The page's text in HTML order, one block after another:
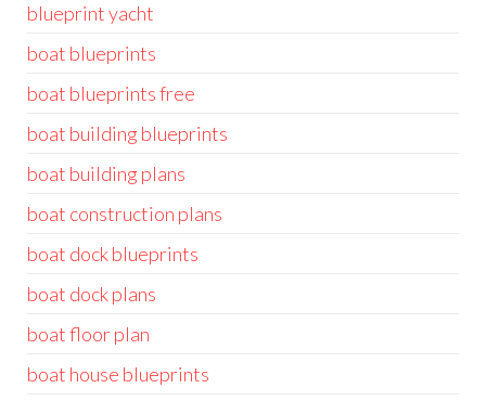
blueprint yacht
boat blueprints
boat blueprints free
boat building blueprints
boat building plans
boat construction plans
boat dock blueprints
boat dock plans
boat floor plan
boat house blueprints